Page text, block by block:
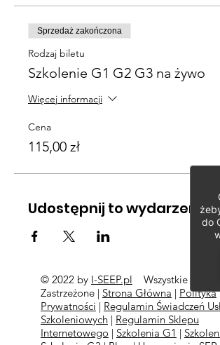
Sprzedaż zakończona
Rodzaj biletu
Szkolenie G1 G2 G3 na żywo
Więcej informacji
Cena
115,00 zł
Udostępnij to wydarzenie
© 2022 by I-SEEP.pl
Wszystkie Prawa
Zastrzeżone | Strona Główna | Polityka
Prywatności | Regulamin Świadczeń
Szkoleniowych| Regulamin Sklepu
Internetowego | Szkolenia G1 |
do